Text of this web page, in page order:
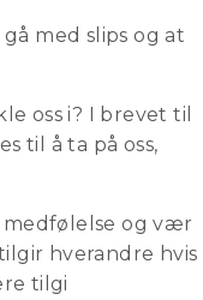
med slips og at
oss i? I brevet til
til å ta på oss,
medfølelse og vær
hverandre hvis
tilgi